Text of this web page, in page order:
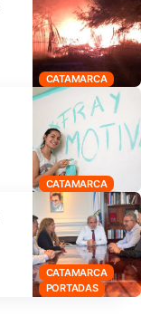
CATAMARCA
CATAMARCA
CATAMARCA
PORTADAS